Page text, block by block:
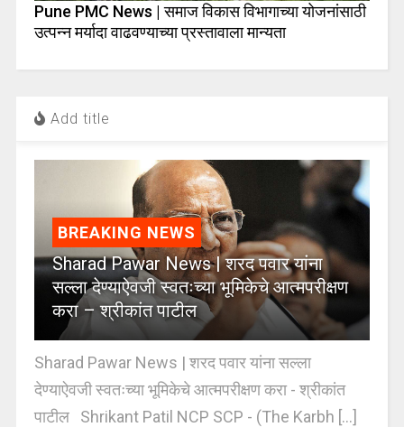
Pune PMC News | समाज विकास विभागाच्या योजनांसाठी
उत्पन्न मर्यादा वाढवण्याच्या प्रस्तावाला मान्यता
Add title
BREAKING NEWS
Sharad Pawar News | शरद पवार यांना
सल्ला देण्याऐवजी स्वतःच्या भूमिकेचे आत्मपरीक्षण
करा – श्रीकांत पाटील
Sharad Pawar News | शरद पवार यांना सल्ला
देण्याऐवजी स्वतःच्या भूमिकेचे आत्मपरीक्षण करा - श्रीकांत
पाटील Shrikant Patil NCP SCP - (The Karbh [...]